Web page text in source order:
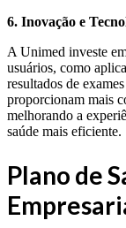
6. Inovação e
A Unimed investe
usuários, como
resultados de
proporcionam mais
melhorando a
saúde mais eficiente.
Plano de